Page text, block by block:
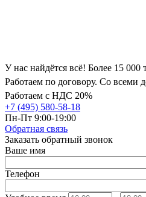
У нас найдётся всё! Более 15 000
Работаем по договору. Со всеми
Работаем с НДС 20%
+7 (495) 580-58-18
Пн-Пт 9:00-19:00
Обратная связь
Заказать обратный звонок
Ваше имя
Телефон